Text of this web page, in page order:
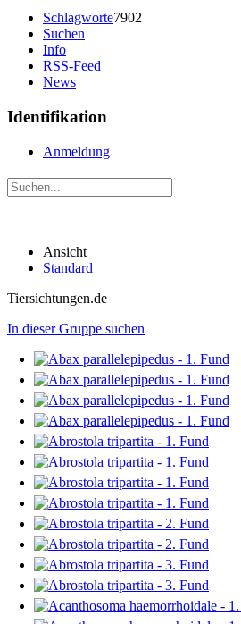
Schlagworte7902
Suchen
Info
RSS-Feed
News
Identifikation
Anmeldung
Ansicht
Standard
Tiersichtungen.de
In dieser Gruppe suchen